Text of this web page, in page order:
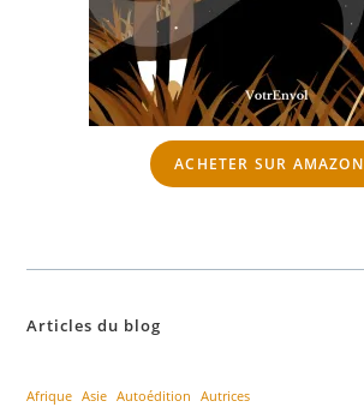
ACHETER SUR AMAZON
Articles du blog
Afrique Asie Autoédition Autrices